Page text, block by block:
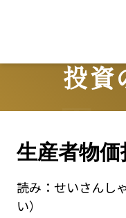
投資
生産者物価
読み： せいさんし
い）